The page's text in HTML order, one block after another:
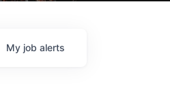
My job alerts